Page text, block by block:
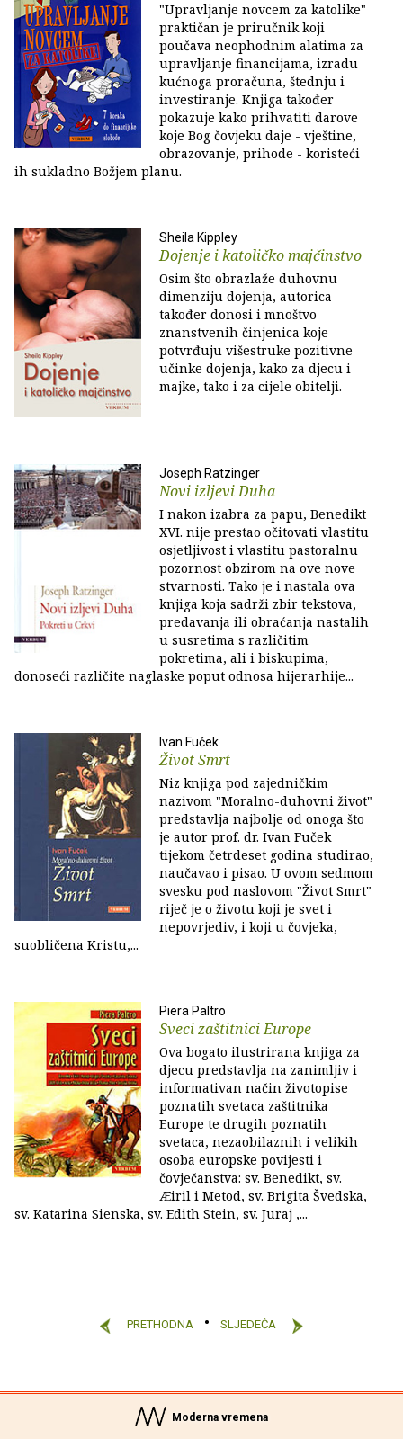
"Upravljanje novcem za katolike"
praktičan je priručnik koji
poučava neophodnim alatima za
upravljanje financijama, izradu
kućnoga proračuna, štednju i
investiranje. Knjiga također
pokazuje kako prihvatiti darove
koje Bog čovjeku daje - vještine,
obrazovanje, prihode - koristeći
ih sukladno Božjem planu.
Sheila Kippley
Dojenje i katoličko majčinstvo
Osim što obrazlaže duhovnu
dimenziju dojenja, autorica
također donosi i mnoštvo
znanstvenih činjenica koje
potvrđuju višestruke pozitivne
učinke dojenja, kako za djecu i
majke, tako i za cijele obitelji.
Joseph Ratzinger
Novi izljevi Duha
I nakon izabra za papu, Benedikt
XVI. nije prestao očitovati vlastitu
osjetljivost i vlastitu pastoralnu
pozornost obzirom na ove nove
stvarnosti. Tako je i nastala ova
knjiga koja sadrži zbir tekstova,
predavanja ili obraćanja nastalih
u susretima s različitim
pokretima, ali i biskupima,
donoseći različite naglaske poput odnosa hijerarhije...
Ivan Fuček
Život Smrt
Niz knjiga pod zajedničkim
nazivom "Moralno-duhovni život"
predstavlja najbolje od onoga što
je autor prof. dr. Ivan Fuček
tijekom četrdeset godina studirao,
naučavao i pisao. U ovom sedmom
svesku pod naslovom "Život Smrt"
riječ je o životu koji je svet i
nepovrjediv, i koji u čovjeka,
suobličena Kristu,...
Piera Paltro
Sveci zaštitnici Europe
Ova bogato ilustrirana knjiga za
djecu predstavlja na zanimljiv i
informativan način životopise
poznatih svetaca zaštitnika
Europe te drugih poznatih
svetaca, nezaobilaznih i velikih
osoba europske povijesti i
čovječanstva: sv. Benedikt, sv.
Æiril i Metod, sv. Brigita Švedska,
sv. Katarina Sienska, sv. Edith Stein, sv. Juraj ,...
PRETHODNA SLJEDEĆA
Moderna vremena